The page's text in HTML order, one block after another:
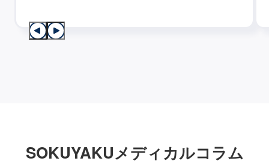
SOKUYAKUメディカルコラム